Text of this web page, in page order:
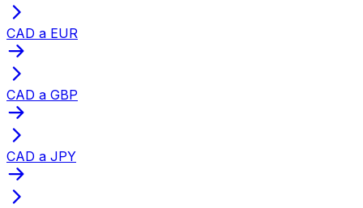
CAD a EUR
CAD a GBP
CAD a JPY